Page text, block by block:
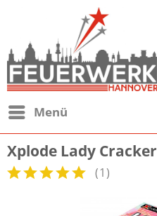
Menü
Xplode Lady Cracker
(1)